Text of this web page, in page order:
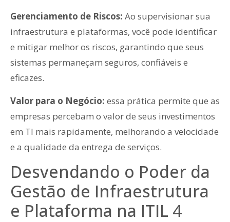
Gerenciamento de Riscos: Ao supervisionar sua
infraestrutura e plataformas, você pode identificar
e mitigar melhor os riscos, garantindo que seus
sistemas permaneçam seguros, confiáveis ​​e
eficazes.
Valor para o Negócio: essa prática permite que as
empresas percebam o valor de seus investimentos
em TI mais rapidamente, melhorando a velocidade
e a qualidade da entrega de serviços.
Desvendando o Poder da
Gestão de Infraestrutura
e Plataforma na ITIL 4